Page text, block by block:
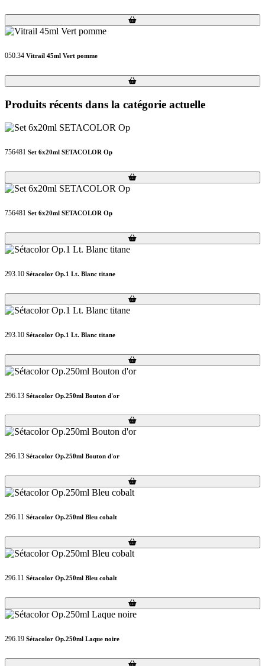
Loading...
Loading...
050.34 Vitrail 45ml Vert pomme
Loading...
Loading...
Produits récents dans la catégorie actuelle
756481 Set 6x20ml SETACOLOR Op
Loading...
Loading...
756481 Set 6x20ml SETACOLOR Op
Loading...
Loading...
293.10 Sétacolor Op.1 Lt. Blanc titane
Loading...
Loading...
293.10 Sétacolor Op.1 Lt. Blanc titane
Loading...
Loading...
296.13 Sétacolor Op.250ml Bouton d'or
Loading...
Loading...
296.13 Sétacolor Op.250ml Bouton d'or
Loading...
Loading...
296.11 Sétacolor Op.250ml Bleu cobalt
Loading...
Loading...
296.11 Sétacolor Op.250ml Bleu cobalt
Loading...
Loading...
296.19 Sétacolor Op.250ml Laque noire
Loading...
Loading...